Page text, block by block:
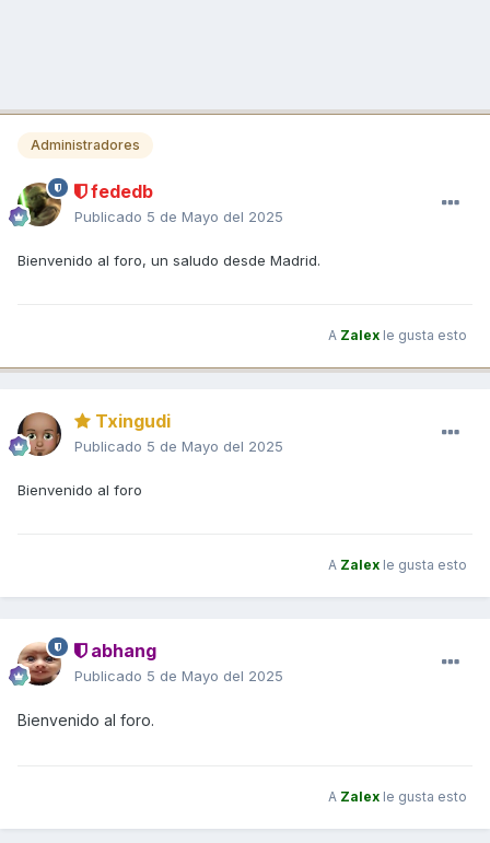
Administradores
fededb
Publicado 5 de Mayo del 2025
Bienvenido al foro, un saludo desde Madrid.
A Zalex le gusta esto
Txingudi
Publicado 5 de Mayo del 2025
Bienvenido al foro
A Zalex le gusta esto
abhang
Publicado 5 de Mayo del 2025
Bienvenido al foro.
A Zalex le gusta esto